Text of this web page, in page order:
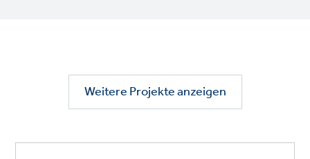
Weitere Projekte anzeigen